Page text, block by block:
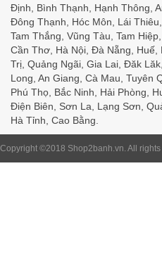
Định, Bình Thạnh, Hạnh Thông,
Đông Thạnh, Hóc Môn, Lái
Tam Thắng, Vũng Tàu, Tam
Cần Thơ, Hà Nội, Đà Nẵng,
Trị, Quảng Ngãi, Gia Lai, Đăk
Long, An Giang, Cà Mau, Tuyên
Phú Thọ, Bắc Ninh, Hải Phòng,
Điện Biên, Sơn La, Lạng Sơn,
Hà Tỉnh, Cao Bằng.
Copyright ©2018 Shop2banh.vn. All